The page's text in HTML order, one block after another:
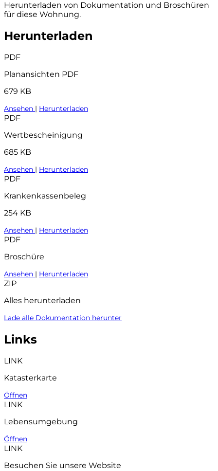
Herunterladen von Dokumentation und Broschüren
für diese Wohnung.
Herunterladen
PDF
Planansichten PDF
679 KB
Ansehen | Herunterladen
PDF
Wertbescheinigung
685 KB
Ansehen | Herunterladen
PDF
Krankenkassenbeleg
254 KB
Ansehen | Herunterladen
PDF
Broschüre
Ansehen | Herunterladen
ZIP
Alles herunterladen
Lade alle Dokumentation herunter
Links
LINK
Katasterkarte
Öffnen
LINK
Lebensumgebung
Öffnen
LINK
Besuchen Sie unsere Website